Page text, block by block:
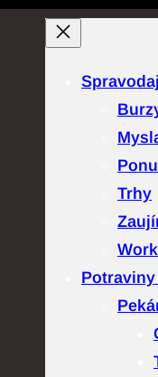
Prejsť
Spravodaj
Trhy